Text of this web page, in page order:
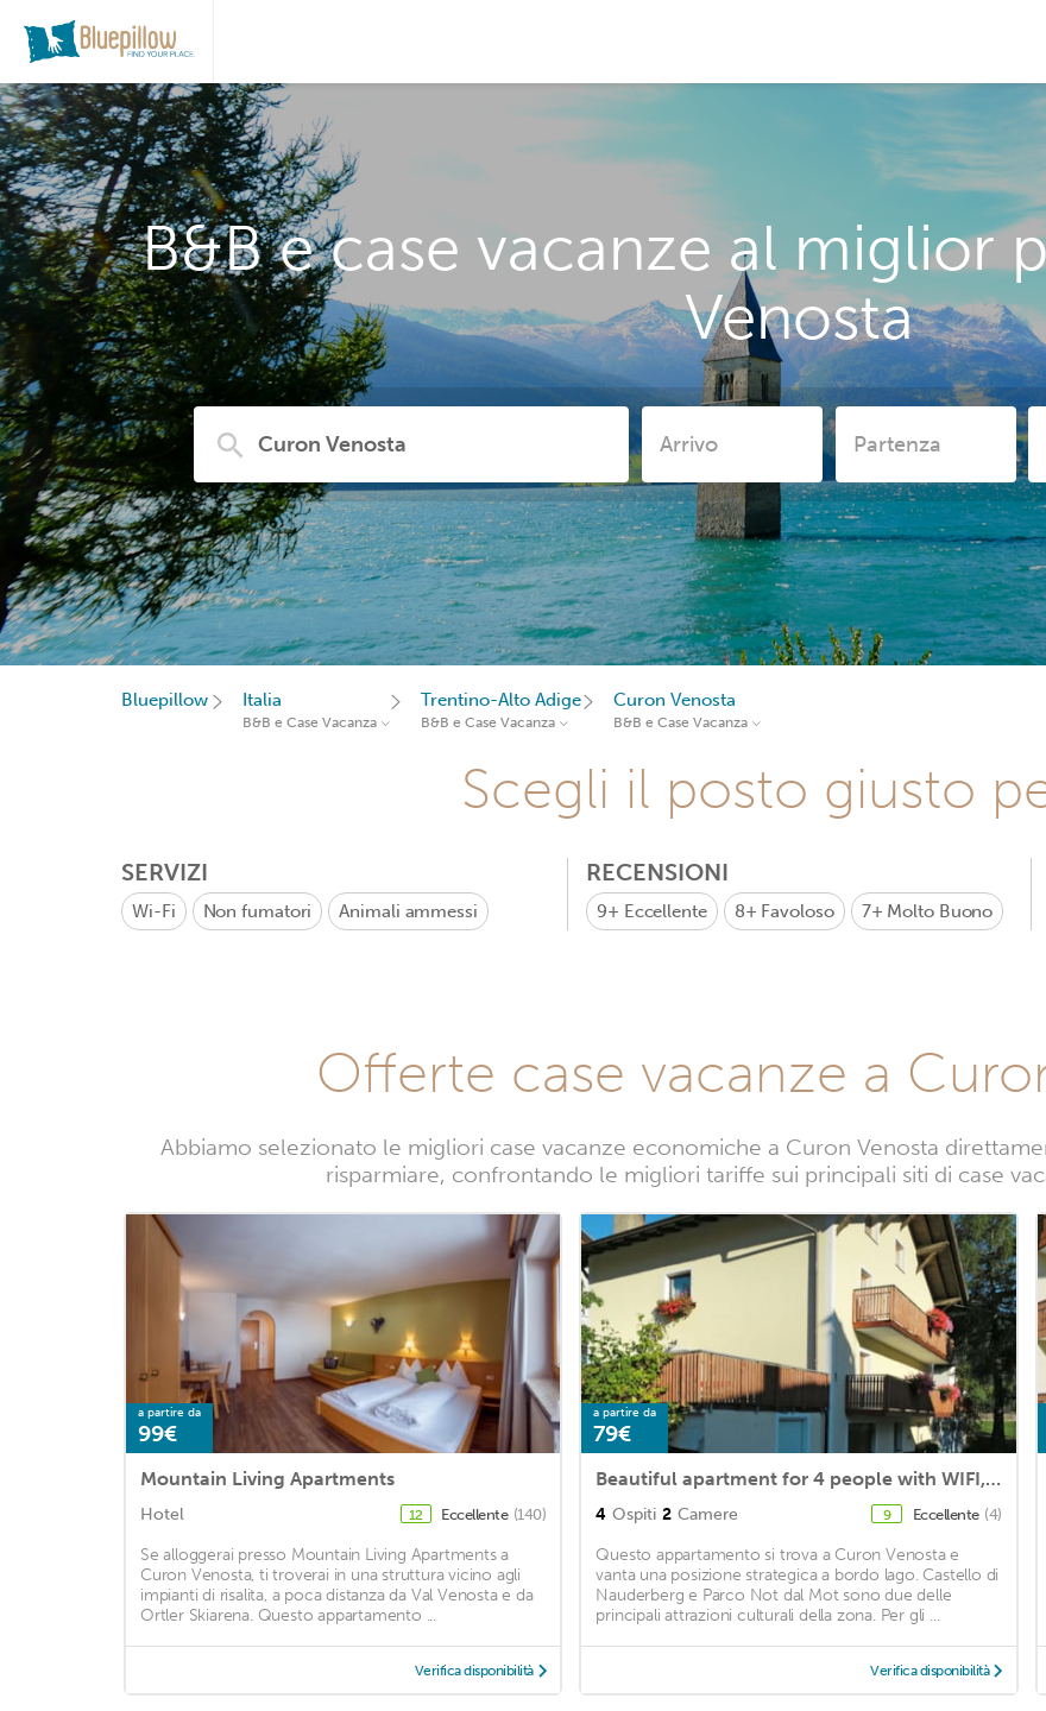
B&B e case vacanze al miglior
Venosta
Bluepillow Italia
B&B e Case Vacanza
Trentino-Alto Adige
B&B e Case Vacanza
Curon Venosta
B&B e Case Vacanza
Scegli il posto giusto
SERVIZI
Wi-Fi Non fumatori Animali ammessi
RECENSIONI
9+ Eccellente 8+ Favoloso 7+ Molto Buono
Offerte case vacanze a
Abbiamo selezionato le migliori case vacanze economiche a Curon Venosta
risparmiare, confrontando le migliori tariffe sui principali siti di case
a partire da
99€
Mountain Living Apartments
Hotel 12 Eccellente (140)
Se alloggerai presso Mountain Living Apartments a
Curon Venosta, ti troverai in una struttura vicino agli
impianti di risalita, a poca distanza da Val Venosta e da
Ortler Skiarena. Questo appartamento ...
Verifica disponibilità
a partire da
79€
Beautiful apartment for 4 people with WIFI, TV, terrace, pets allowed and parking
4 Ospiti 2 Camere 9 Eccellente (4)
Questo appartamento si trova a Curon Venosta e
vanta una posizione strategica a bordo lago. Castello di
Nauderberg e Parco Not dal Mot sono due delle
principali attrazioni culturali della zona. Per gli ...
Verifica disponibilità